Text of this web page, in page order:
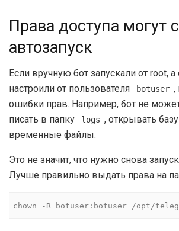
Права доступа могут
автозапуск
Если вручную бот запускали от root,
настроили от пользователя
botuser ,
ошибки прав. Например, бот не может
писать в папку
logs , открывать
временные файлы.
Это не значит, что нужно снова
Лучше правильно выдать права на
chown -R botuser:botuser /opt/